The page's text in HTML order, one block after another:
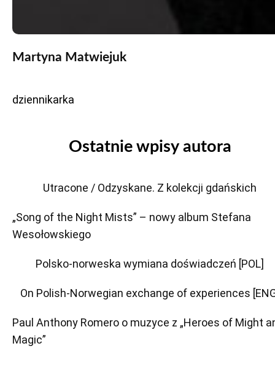
Martyna Matwiejuk
dziennikarka
Ostatnie wpisy autora
Utracone / Odzyskane. Z kolekcji gdańskich
„Song of the Night Mists” – nowy album Stefana
Wesołowskiego
Polsko-norweska wymiana doświadczeń [POL]
On Polish-Norwegian exchange of experiences
Paul Anthony Romero o muzyce z „Heroes of Might
Magic”